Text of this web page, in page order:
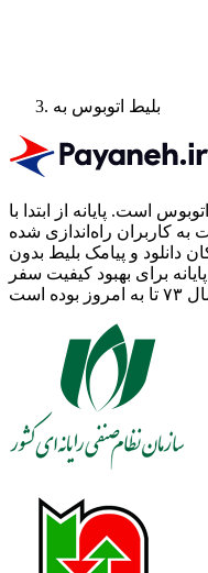
بلیط اتوبوس به
اتوبوس است. پایانه از ابتدا با
به کاربران راه‌اندازی شده
دانلود و پیامک بلیط بدون
برای بهبود کیفیت سفر